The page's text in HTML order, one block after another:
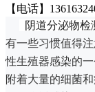
【电话】
阴道分泌物检
有一些习惯值得
性生殖器感染的一
附着大量的细菌